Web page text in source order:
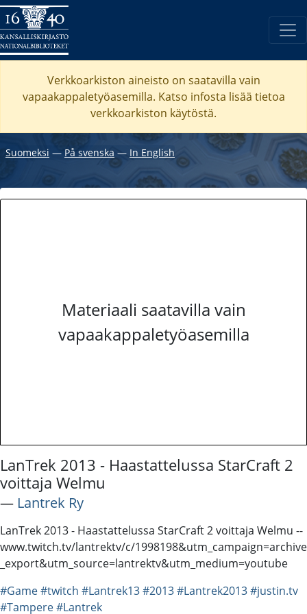
Verkkoarkiston aineisto on saatavilla vain
vapaakappaletyöasemilla. Katso infosta lisää tietoa
verkkoarkiston käytöstä.
Suomeksi ― På svenska ― In English
Materiaali saatavilla vain
vapaakappaletyöasemilla
LanTrek 2013 - Haastattelussa StarCraft 2
voittaja Welmu
― Lantrek Ry
LanTrek 2013 - Haastattelussa StarCraft 2 voittaja Welmu --
www.twitch.tv/lantrektv/c/1998198&utm_campaign=archive
_export&utm_source=lantrektv&utm_medium=youtube
#Game#twitch #Lantrek13#2013#Lantrek2013#justin.tv
#Tampere#Lantrek